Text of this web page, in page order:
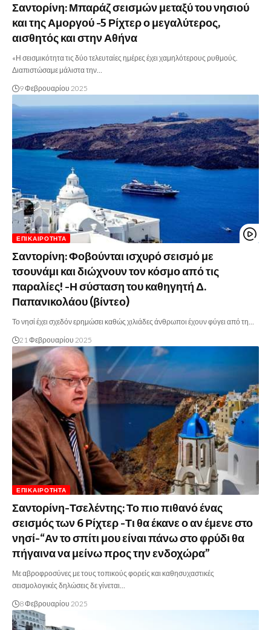
Σαντορίνη: Μπαράζ σεισμών μεταξύ του νησιού
και της Αμοργού -5 Ρίχτερ ο μεγαλύτερος,
αισθητός και στην Αθήνα
«Η σεισμικότητα τις δύο τελευταίες ημέρες έχει χαμηλότερους ρυθμούς.
Διαπιστώσαμε μάλιστα την…
9 Φεβρουαρίου 2025
ΕΠΙΚΑΙΡΌΤΗΤΑ
Σαντορίνη: Φοβούνται ισχυρό σεισμό με
τσουνάμι και διώχνουν τον κόσμο από τις
παραλίες! -Η σύσταση του καθηγητή Δ.
Παπανικολάου (βίντεο)
Το νησί έχει σχεδόν ερημώσει καθώς χιλιάδες άνθρωποι έχουν φύγει από τη…
21 Φεβρουαρίου 2025
ΕΠΙΚΑΙΡΌΤΗΤΑ
Σαντορίνη-Τσελέντης: Το πιο πιθανό ένας
σεισμός των 6 Ρίχτερ -Τι θα έκανε ο αν έμενε στο
νησί-“Αν το σπίτι μου είναι πάνω στο φρύδι θα
πήγαινα να μείνω προς την ενδοχώρα”
Με αβροφροσύνες με τους τοπικούς φορείς και καθησυχαστικές
σεισμολογικές δηλώσεις δε γίνεται…
8 Φεβρουαρίου 2025